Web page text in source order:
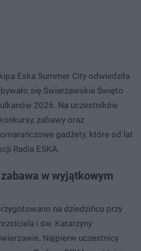
Eska Summer City odwiedziła
się Świerzawskie Święto
2026. Na uczestników
zabawy oraz
gadżety, które od lat
Radia ESKA.
w wyjątkowym
na dziedzińcu przy
i św. Katarzyny
Najpierw uczestnicy